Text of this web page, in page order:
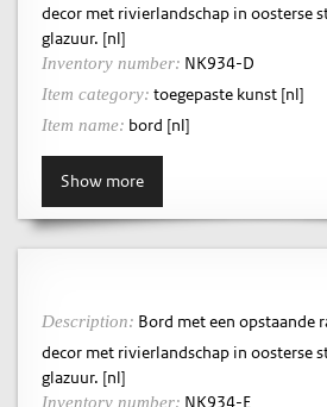
decor met rivierlandschap in oosterse
glazuur. [nl]
Inventory number: NK934-D
Item category: toegepaste kunst [nl]
Item name: bord [nl]
Show more
Description: Bord met een opstaande
decor met rivierlandschap in oosterse
glazuur. [nl]
Inventory number: NK934-E